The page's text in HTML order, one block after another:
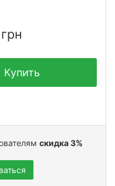
грн
Купить
скидка 3%